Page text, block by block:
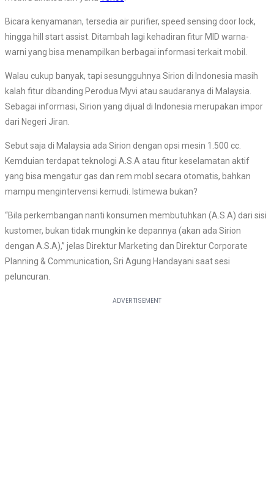
Bicara kenyamanan, tersedia air purifier, speed sensing door lock,
hingga hill start assist. Ditambah lagi kehadiran fitur MID warna-
warni yang bisa menampilkan berbagai informasi terkait mobil.
Walau cukup banyak, tapi sesungguhnya Sirion di Indonesia masih
kalah fitur dibanding Perodua Myvi atau saudaranya di Malaysia.
Sebagai informasi, Sirion yang dijual di Indonesia merupakan impor
dari Negeri Jiran.
Sebut saja di Malaysia ada Sirion dengan opsi mesin 1.500 cc.
Kemduian terdapat teknologi A.S.A atau fitur keselamatan aktif
yang bisa mengatur gas dan rem mobl secara otomatis, bahkan
mampu mengintervensi kemudi. Istimewa bukan?
“Bila perkembangan nanti konsumen membutuhkan (A.S.A) dari sisi
kustomer, bukan tidak mungkin ke depannya (akan ada Sirion
dengan A.S.A),” jelas Direktur Marketing dan Direktur Corporate
Planning & Communication, Sri Agung Handayani saat sesi
peluncuran.